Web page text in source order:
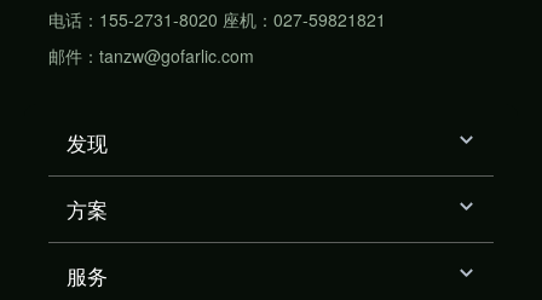
电话：155-2731-8020 座机：027-59821821
邮件：tanzw@gofarlic.com
发现
方案
服务